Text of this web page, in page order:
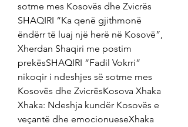
sotme mes Kosovës dhe Zvicrës
SHAQIRI “Ka qenë gjithmonë
ëndërr të luaj një herë në Kosovë”,
Xherdan Shaqiri me postim
prekësSHAQIRI ​“Fadil Vokrri”
nikoqir i ndeshjes së sotme mes
Kosovës dhe ZvicrësKosova Xhaka
Xhaka: Ndeshja kundër Kosovës e
veçantë dhe emocionueseXhaka